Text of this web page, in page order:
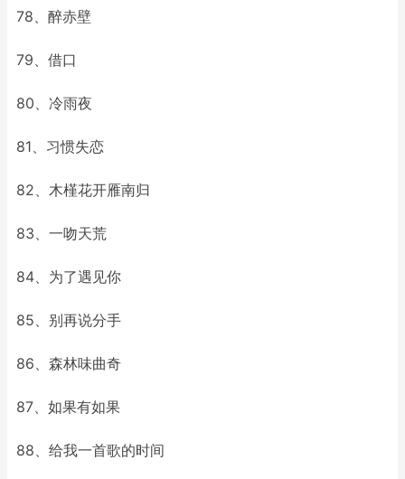
78、醉赤壁
79、借口
80、冷雨夜
81、习惯失恋
82、木槿花开雁南归
83、一吻天荒
84、为了遇见你
85、别再说分手
86、森林味曲奇
87、如果有如果
88、给我一首歌的时间